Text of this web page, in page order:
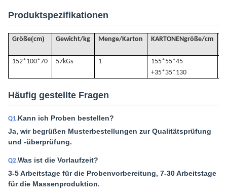
Produktspezifikationen
Größe(cm) Gewicht/kg Menge/Karton KARTONENgröße/cm
152*100*70 57kGs 1
155*55*45
+35*35*130
Häufig gestellte Fragen
Q1.Kann ich Proben bestellen?
Ja, wir begrüßen Musterbestellungen zur Qualitätsprüfung
und -überprüfung.
Q2.Was ist die Vorlaufzeit?
3-5 Arbeitstage für die Probenvorbereitung, 7-30 Arbeitstage
für die Massenproduktion.